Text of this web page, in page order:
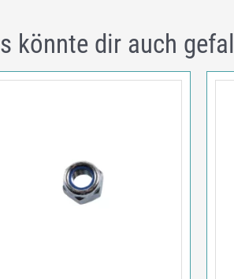
könnte dir auch